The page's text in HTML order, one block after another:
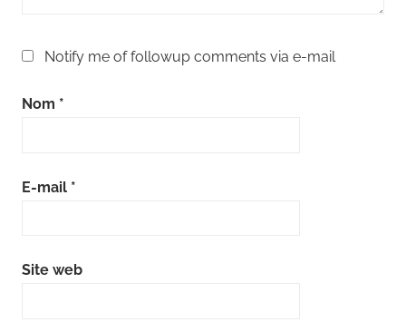
Notify me of followup comments via e-mail
Nom *
E-mail *
Site web